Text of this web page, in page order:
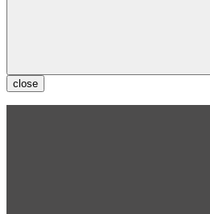
close